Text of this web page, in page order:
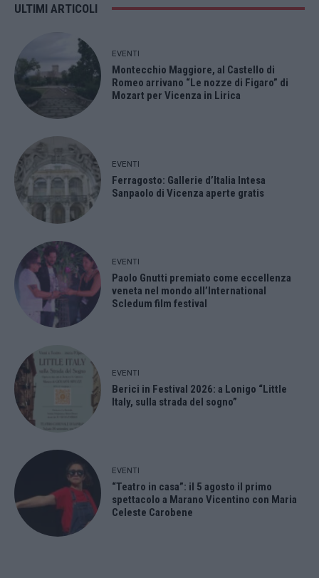
ULTIMI ARTICOLI
EVENTI
Montecchio Maggiore, al Castello di
Romeo arrivano “Le nozze di Figaro” di
Mozart per Vicenza in Lirica
EVENTI
Ferragosto: Gallerie d’Italia Intesa
Sanpaolo di Vicenza aperte gratis
EVENTI
Paolo Gnutti premiato come eccellenza
veneta nel mondo all’International
Scledum film festival
EVENTI
Berici in Festival 2026: a Lonigo “Little
Italy, sulla strada del sogno”
EVENTI
“Teatro in casa”: il 5 agosto il primo
spettacolo a Marano Vicentino con Maria
Celeste Carobene